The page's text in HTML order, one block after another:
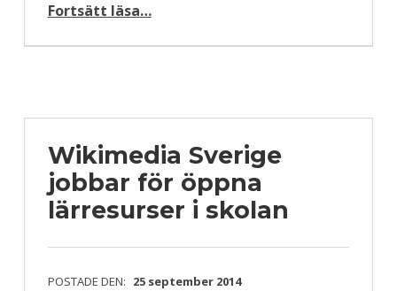
Fortsätt läsa…
Wikimedia Sverige
jobbar för öppna
lärresurser i skolan
POSTADE DEN: 25 september 2014